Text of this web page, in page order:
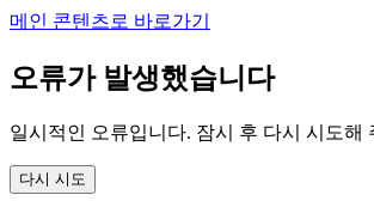
메인 콘텐츠로 바로가기
오류가 발생했습니다
일시적인 오류입니다. 잠시 후 다시 시도해
다시 시도